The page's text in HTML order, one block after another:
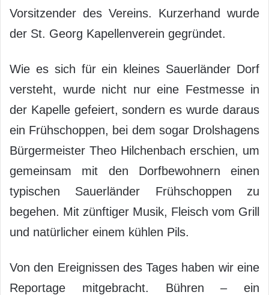
Vorsitzender des Vereins. Kurzerhand wurde
der St. Georg Kapellenverein gegründet.
Wie es sich für ein kleines Sauerländer Dorf
versteht, wurde nicht nur eine Festmesse in
der Kapelle gefeiert, sondern es wurde daraus
ein Frühschoppen, bei dem sogar Drolshagens
Bürgermeister Theo Hilchenbach erschien, um
gemeinsam mit den Dorfbewohnern einen
typischen Sauerländer Frühschoppen zu
begehen. Mit zünftiger Musik, Fleisch vom Grill
und natürlicher einem kühlen Pils.
Von den Ereignissen des Tages haben wir eine
Reportage mitgebracht. Bühren – ein